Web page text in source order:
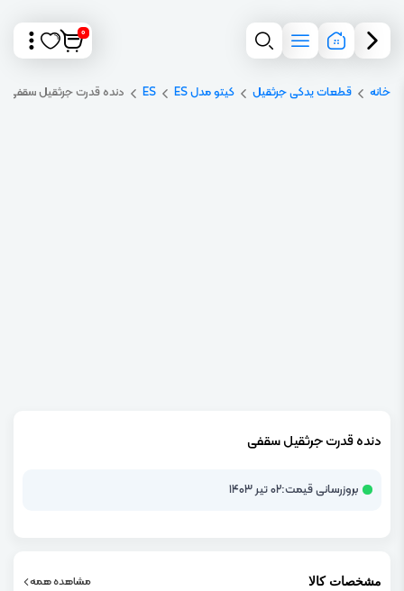
0
خانه قطعات یدکی جرثقیل کیتو مدل ES ES دنده قدرت جرثقیل سقفی
دنده قدرت جرثقیل سقفی
بروزرسانی قیمت:۰۲ تیر ۱۴۰۳
مشخصات کالا مشاهده همه